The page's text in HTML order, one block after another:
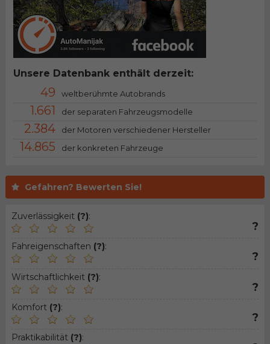
Gefahren? Bewerten Sie!
Zuverlässigkeit (?):
?
Fahreigenschaften (?):
?
Wirtschaftlichkeit (?):
?
Komfort (?):
?
Praktikabilität (?):
Unsere Datenbank enthält derzeit:
49 weltberühmte Autobrands
1.661 der separaten Fahrzeugsmodelle
2.384 der Motoren verschiedener Hersteller
14.865 der konkreten Fahrzeuge